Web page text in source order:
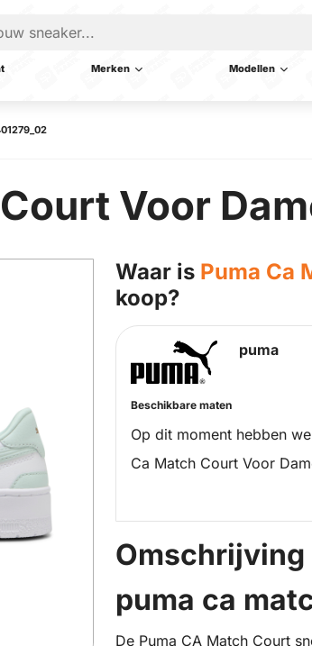
Merken Modellen
Voor
Waar is Puma Ca
koop?
puma
Beschikbare maten
Op dit moment hebben
Ca Match Court Voor
Omschrijving
puma ca
De Puma CA Match Court